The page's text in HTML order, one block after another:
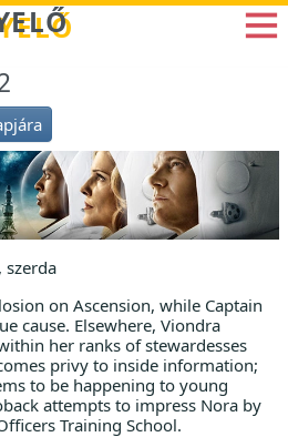
szerda
on Ascension, while Captain
cause. Elsewhere, Viondra
her ranks of stewardesses
privy to inside information;
to be happening to young
attempts to impress Nora by
Training School.